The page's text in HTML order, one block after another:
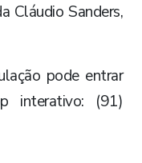
Cláudio Sanders,
pode entrar
interativo: (91)